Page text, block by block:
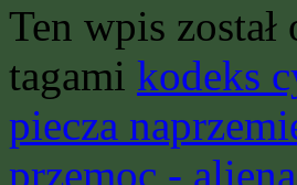
Ten wpis
tagami kodeks
piecza
przemoc -